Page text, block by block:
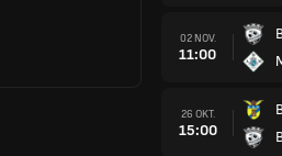
02 NOV.
11:00
26 OKT.
15:00